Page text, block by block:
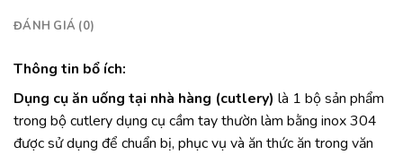
ĐÁNH GIÁ (0)
Thông tin bổ ích:
Dụng cụ ăn uống tại nhà hàng (cutlery) là 1 bộ sản phẩm
trong bộ cutlery dụng cụ cầm tay thườn làm bằng inox 304
được sử dụng để chuẩn bị, phục vụ và ăn thức ăn trong văn